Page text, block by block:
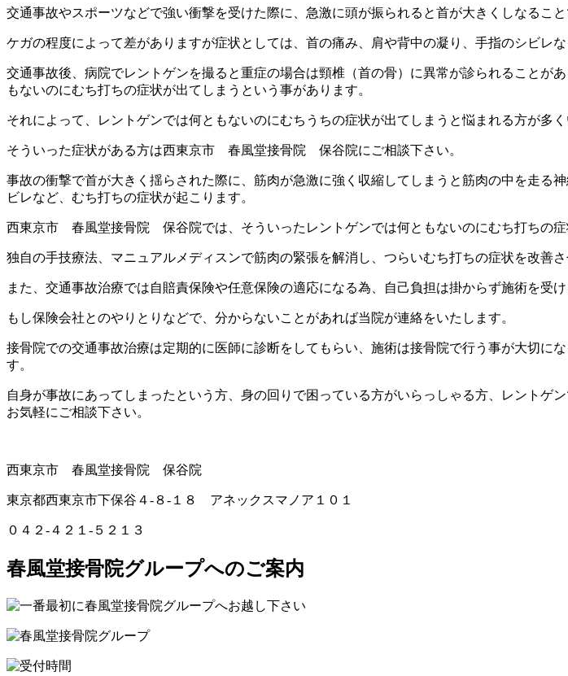
交通事故やスポーツなどで強い衝撃を受けた際に、急激に頭が振られると首が大きくしなること
ケガの程度によって差がありますが症状としては、首の痛み、肩や背中の凝り、手指のシビレな
交通事故後、病院でレントゲンを撮ると重症の場合は頸椎（首の骨）に異常が診られることが
もないのにむち打ちの症状が出てしまうという事があります。
それによって、レントゲンでは何ともないのにむちうちの症状が出てしまうと悩まれる方が多く
そういった症状がある方は西東京市 春風堂接骨院 保谷院にご相談下さい。
事故の衝撃で首が大きく揺らされた際に、筋肉が急激に強く収縮してしまうと筋肉の中を走
ビレなど、むち打ちの症状が起こります。
西東京市 春風堂接骨院 保谷院では、そういったレントゲンでは何ともないのにむち打ちの症
独自の手技療法、マニュアルメディスンで筋肉の緊張を解消し、つらいむち打ちの症状を改善さ
また、交通事故治療では自賠責保険や任意保険の適応になる為、自己負担は掛からず施術を受け
もし保険会社とのやりとりなどで、分からないことがあれば当院が連絡をいたします。
接骨院での交通事故治療は定期的に医師に診断をしてもらい、施術は接骨院で行う事が大切に
す。
自身が事故にあってしまったという方、身の回りで困っている方がいらっしゃる方、レント
お気軽にご相談下さい。
西東京市 春風堂接骨院 保谷院
東京都西東京市下保谷４-８-１８ アネックスマノア１０１
０４２-４２１-５２１３
春風堂接骨院グループへのご案内